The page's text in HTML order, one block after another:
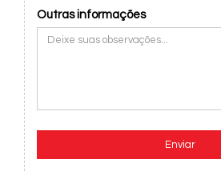
Outras informações
Enviar